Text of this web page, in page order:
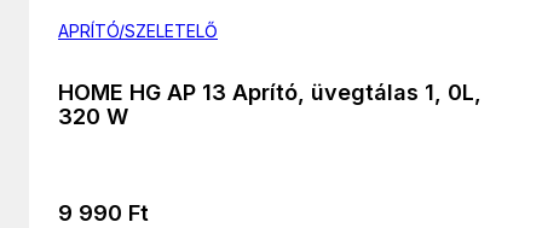
APRÍTÓ/SZELETELŐ
HOME HG AP 13 Aprító, üvegtálas 1, 0L,
320 W
9 990 Ft